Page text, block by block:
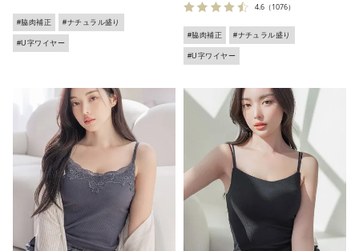
#脇肉補正 #ナチュラル盛り
#U字ワイヤー
4.6（1076）
#脇肉補正 #ナチュラル盛り
#U字ワイヤー